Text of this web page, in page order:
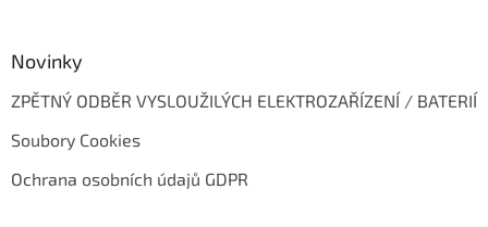
Novinky
ZPĚTNÝ ODBĚR VYSLOUŽILÝCH ELEKTROZAŘÍZENÍ / BATERIÍ
Soubory Cookies
Ochrana osobních údajů GDPR